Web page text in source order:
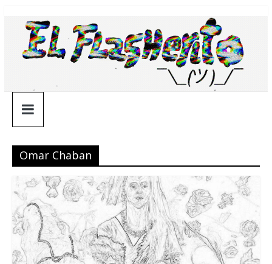
contenido
¯\_(ツ)_/
¯
Omar Chaban